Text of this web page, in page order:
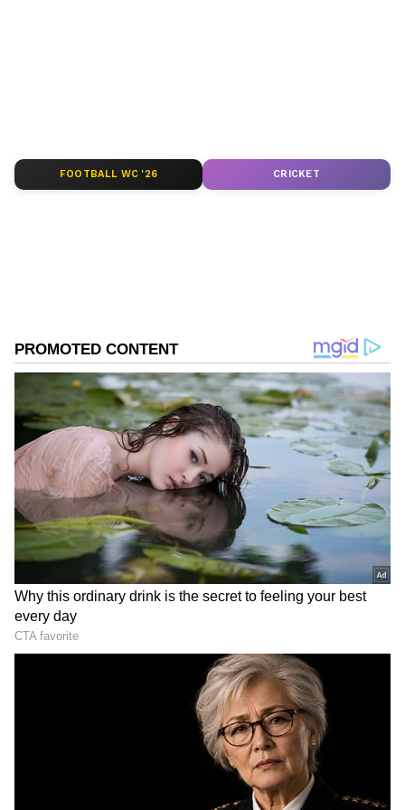
DOWNLOAD APP
RECOMMENDED STORIES
ಶುಕ್ರನ ಕೃಪೆ; ಮುಂದಿನ 6 ತಿಂಗಳು
5 ರಾಶಿಗಳು ಮುಟ್ಟಿದ್ದೆಲ್ಲಾ ಚಿನ್ನ;
ಸಿರಿತನ, ಐಶ್ವರ್ಯ
FOOTBALL WC '26 CRICKET